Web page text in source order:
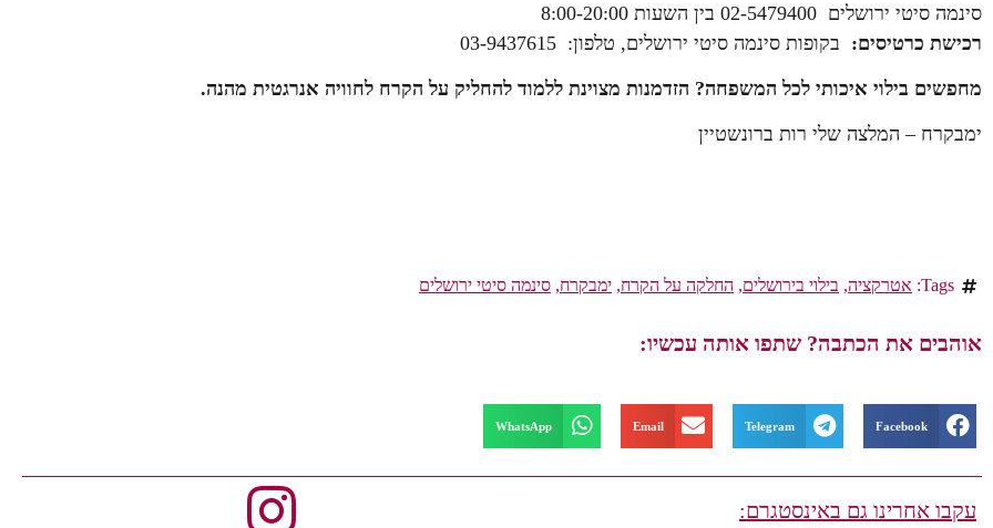
סינמה סיטי ירושלים 02-5479400 בין השעות 8:00-20:00
רכישת כרטיסים: בקופות סינמה סיטי ירושלים, טלפון: 03-9437615
מחפשים בילוי איכותי לכל המשפחה? הזדמנות מצוינת ללמוד להחליק על הקרח לחוויה אנרגטית מהנה.
ימבקרח – המלצה שלי רות ברונשטיין
Tags: אטרקציה, בילוי בירושלים, החלקה על הקרח, ימבקרח, סינמה סיטי ירושלים
אוהבים את הכתבה? שתפו אותה עכשיו:
Facebook
Telegram
Email
WhatsApp
עקבו אחרינו גם באינסטגרם: